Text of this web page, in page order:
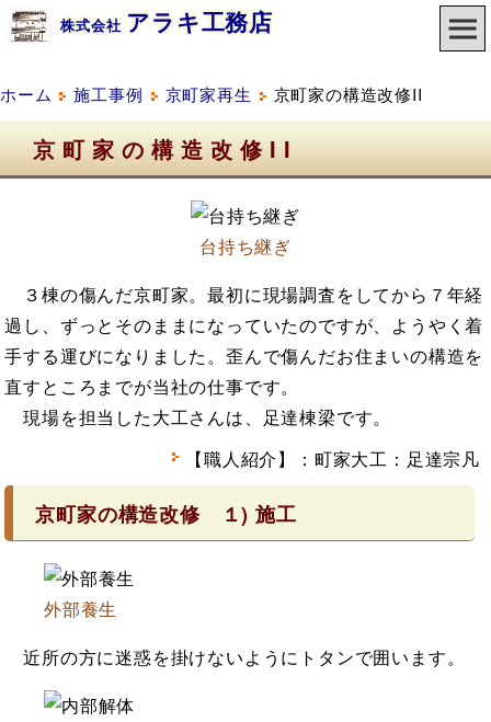
株式会社 アラキ工務店
ホーム 施工事例 京町家再生 京町家の構造改修II
京町家の構造改修II
台持ち継ぎ
３棟の傷んだ京町家。最初に現場調査をしてから７年経
過し、ずっとそのままになっていたのですが、ようやく着
手する運びになりました。歪んで傷んだお住まいの構造を
直すところまでが当社の仕事です。
現場を担当した大工さんは、足達棟梁です。
【職人紹介】：町家大工：足達宗凡
京町家の構造改修 １) 施工
外部養生
近所の方に迷惑を掛けないようにトタンで囲います。